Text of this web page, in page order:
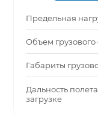
Предельная
Объем грузового
Габариты
Дальность
загрузке